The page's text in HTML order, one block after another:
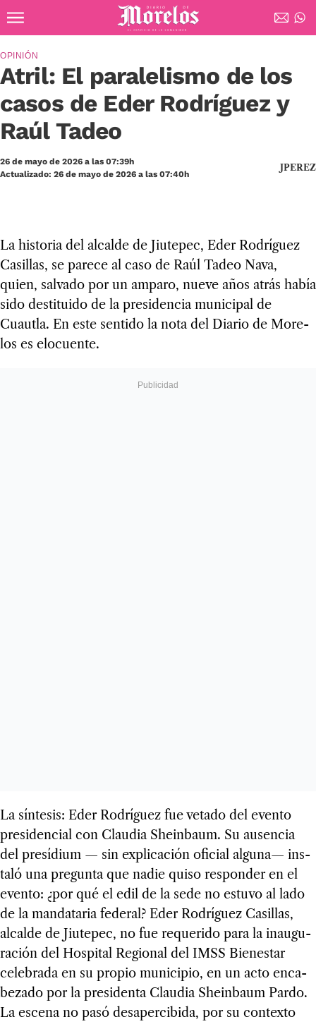
Diario de Morelos
Atril: El paralelismo de los
casos de Eder Rodríguez y
Raúl Tadeo
OPINIÓN
JPEREZ
26 de mayo de 2026 a las 07:39h
Actualizado: 26 de mayo de 2026 a las 07:40h
La his­to­ria del alcalde de Jiu­te­pec, Eder Rodrí­guez
Casi­llas, se parece al caso de Raúl Tadeo Nava,
quien, sal­vado por un amparo, nueve años atrás había
sido des­ti­tuido de la pre­si­den­cia muni­ci­pal de
Cuautla. En este sen­tido la nota del Dia­rio de More­
los es elo­cuente.
La sín­te­sis: Eder Rodrí­guez fue vetado del evento
pre­si­den­cial con Clau­dia Shein­baum. Su ausen­cia
del pre­sí­dium — sin expli­ca­ción ofi­cial alguna— ins­
taló una pre­gunta que nadie quiso res­pon­der en el
evento: ¿por qué el edil de la sede no estuvo al lado
de la man­da­ta­ria fede­ral? Eder Rodrí­guez Casi­llas,
alcalde de Jiu­te­pec, no fue reque­rido para la inau­gu­
ra­ción del Hos­pi­tal Regio­nal del IMSS Bie­nes­tar
cele­brada en su pro­pio muni­ci­pio, en un acto enca­
be­zado por la pre­si­denta Clau­dia Shein­baum Pardo.
La escena no pasó desa­per­ci­bida, por su con­texto